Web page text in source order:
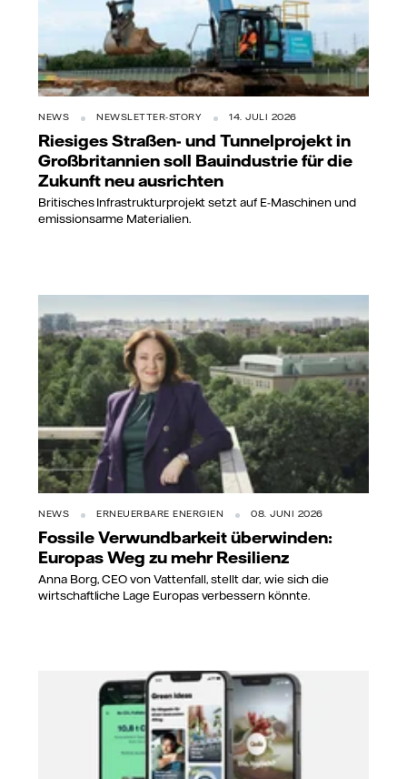
NEWS NEWSLETTER-STORY 14. JULI 2026
Riesiges Straßen- und Tunnelprojekt in
Großbritannien soll Bauindustrie für die
Zukunft neu ausrichten
Britisches Infrastrukturprojekt setzt auf E-Maschinen und
emissionsarme Materialien.
NEWS ERNEUERBARE ENERGIEN 08. JUNI 2026
Fossile Verwundbarkeit überwinden:
Europas Weg zu mehr Resilienz
Anna Borg, CEO von Vattenfall, stellt dar, wie sich die
wirtschaftliche Lage Europas verbessern könnte.